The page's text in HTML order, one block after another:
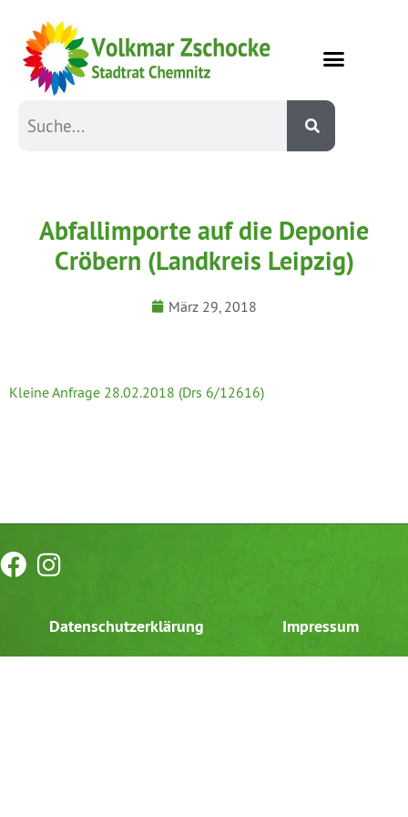
Abfallimporte auf die Deponie
Cröbern (Landkreis Leipzig)
März 29, 2018
Kleine Anfrage 28.02.2018 (Drs 6/12616)
Datenschutzerklärung Impressum